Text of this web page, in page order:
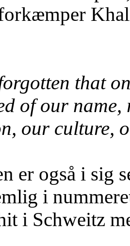
that
of our
our culture,
er også i sig
i
i Schweitz